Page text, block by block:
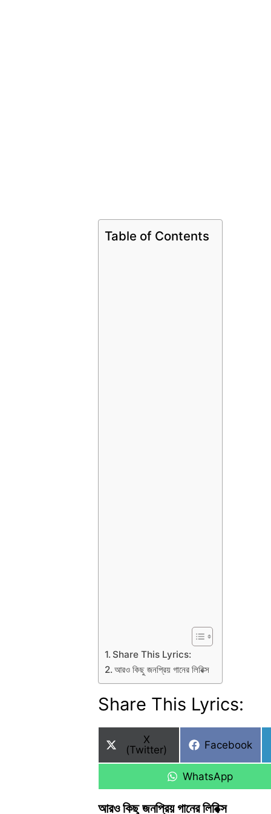
Table of Contents
Share This Lyrics:
আরও কিছু জনপ্রিয় গানের লিরিক্স
Share This Lyrics:
Share
on
X
(Twitter)
Share
Facebook
Share
WhatsApp
আরও কিছু জনপ্রিয় গানের লিরিক্স